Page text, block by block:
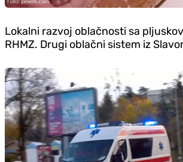
Lokalni razvoj oblačnosti sa
RHMZ. Drugi oblačni sistem iz